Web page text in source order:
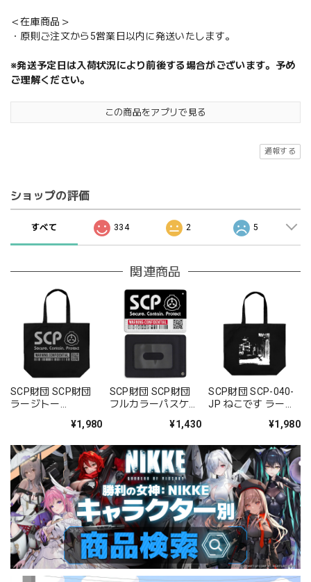
＜在庫商品＞
・原則ご注文から5営業日以内に発送いたします。
※発送予定日は入荷状況により前後する場合がございます。予め
ご理解ください。
この商品をアプリで見る
通報する
ショップの評価
すべて 334 2 5
関連商品
SCP財団 SCP財団
ラージトー
¥1,980
SCP財団 SCP財団
フルカラーパスケー
¥1,430
SCP財団 SCP-040-
JP ねこです ラージ
¥1,980